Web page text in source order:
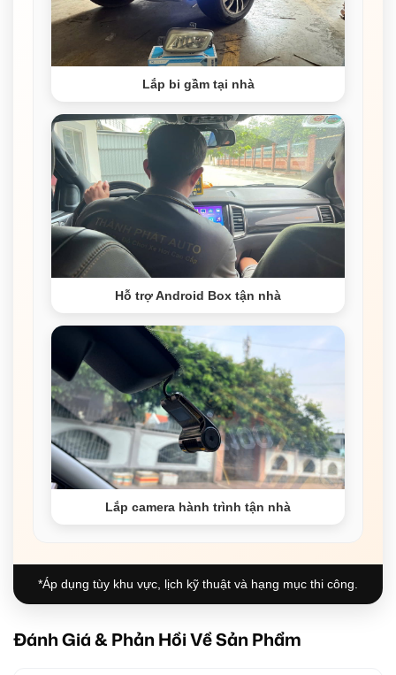
Lắp bi gầm tại nhà
Hỗ trợ Android Box tận nhà
Lắp camera hành trình tận nhà
*Áp dụng tùy khu vực, lịch kỹ thuật và hạng mục thi công.
Đánh Giá & Phản Hồi Về Sản Phẩm